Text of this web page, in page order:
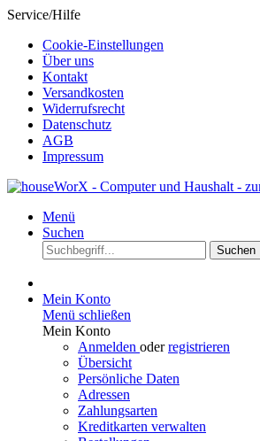
Service/Hilfe
Cookie-Einstellungen
Über uns
Kontakt
Versandkosten
Widerrufsrecht
Datenschutz
AGB
Impressum
Menü
Suchen
Suchen
Mein Konto
Menü schließen
Mein Konto
Anmelden oderregistrieren
Übersicht
Persönliche Daten
Adressen
Zahlungsarten
Kreditkarten verwalten